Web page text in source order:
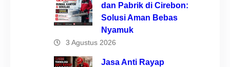
dan Pabrik di Cirebon:
Solusi Aman Bebas
Nyamuk
3 Agustus 2026
Jasa Anti Rayap